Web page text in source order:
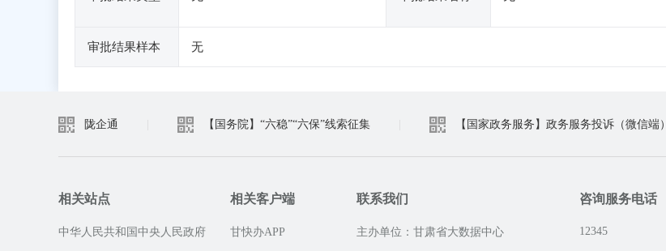
审批结果样本 无
陇企通 【国务院】“六稳”“六保”线索征集 【国家政务服务】政务服务投诉（微信端）
相关站点
中华人民共和国中央人民政府
相关客户端
甘快办APP
联系我们
主办单位：甘肃省大数据中心
咨询服务电话
12345